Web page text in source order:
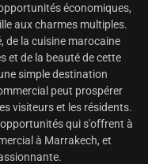
économiques,
aux charmes multiples.
de la cuisine marocaine
et de la beauté de cette
simple destination
peut prospérer
visiteurs et les résidents.
qui s'offrent à
à Marrakech, et